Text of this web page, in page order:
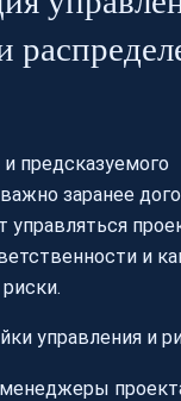
предсказуемого
заранее
управляться
и
управления и